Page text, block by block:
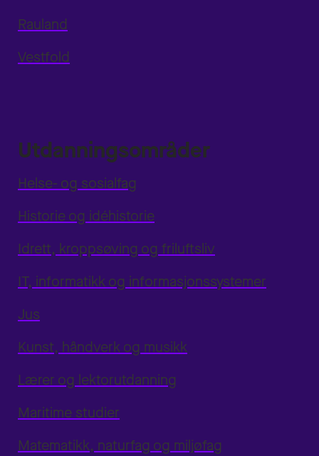
Rauland
Vestfold
Utdanningsområder
Helse- og sosialfag
Historie og idéhistorie
Idrett, kroppsøving og friluftsliv
IT, informatikk og informasjonssystemer
Jus
Kunst, håndverk og musikk
Lærer og lektorutdanning
Maritime studier
Matematikk, naturfag og miljøfag